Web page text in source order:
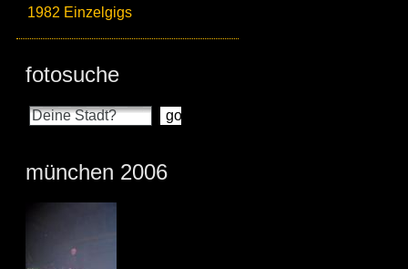
1982 Einzelgigs
fotosuche
münchen 2006